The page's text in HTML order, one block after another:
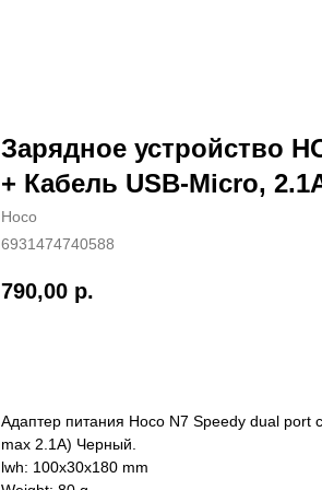
Зарядное устройство
+ Кабель USB-Micro,
Hoco
6931474740588
790,00 р.
Адаптер питания Hoco N7 Speedy dual port
max 2.1A) Черный.
lwh: 100x30x180 mm